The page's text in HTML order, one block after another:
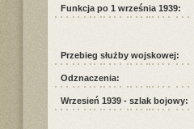
Funkcja po 1 września 1939:
Przebieg służby wojskowej:
Odznaczenia:
Wrzesień 1939 - szlak bojowy: